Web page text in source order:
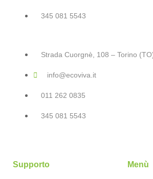
345 081 5543
Strada Cuorgnè, 108 – Torino
info@ecoviva.it
011 262 0835
345 081 5543
Supporto Menù